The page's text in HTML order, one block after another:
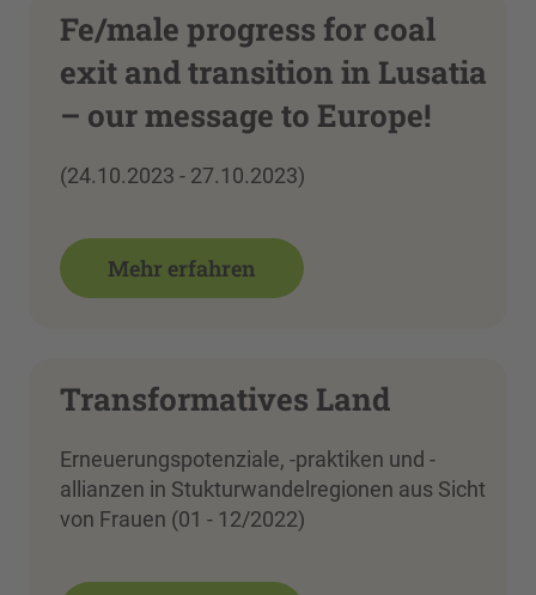
Fe/male progress for coal
exit and transition in Lusatia
– our message to Europe!
(24.10.2023 - 27.10.2023)
Mehr erfahren
Transformatives Land
Erneuerungspotenziale, -praktiken und -
allianzen in Stukturwandelregionen aus Sicht
von Frauen (01 - 12/2022)